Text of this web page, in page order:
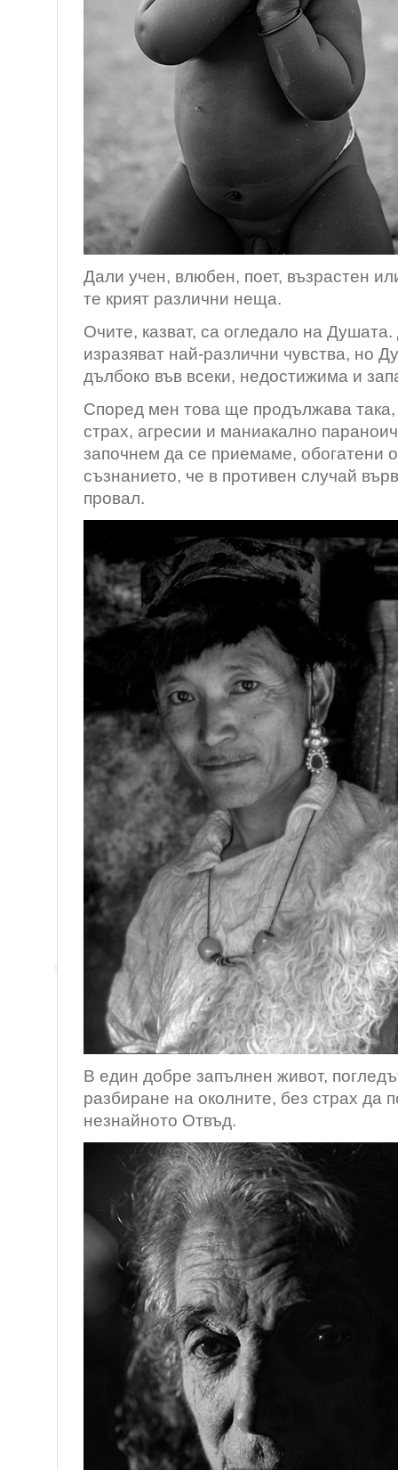
Дали учен, влюбен, поет, възрастен
те крият различни неща.
Очите, казват, са огледало на Душата.
изразяват най-различни чувства, но
дълбоко във всеки, недостижима и
Според мен това ще продължава така,
страх, агресии и маниакално
започнем да се приемаме, обогатени
съзнанието, че в противен случай
провал.
В един добре запълнен живот,
разбиране на околните, без страх да
незнайното Отвъд.